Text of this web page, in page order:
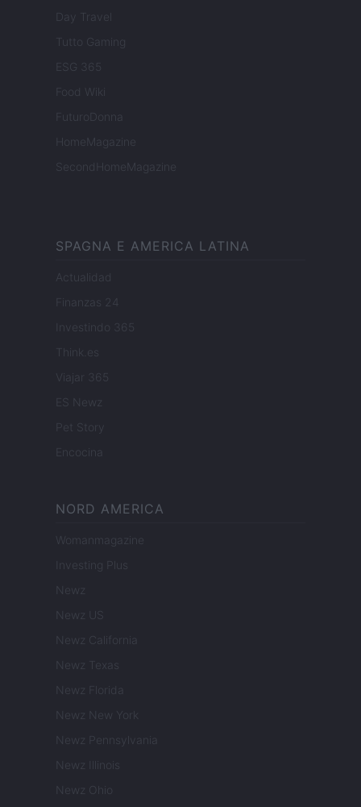
Day Travel
Tutto Gaming
ESG 365
Food Wiki
FuturoDonna
HomeMagazine
SecondHomeMagazine
SPAGNA E AMERICA LATINA
Actualidad
Finanzas 24
Investindo 365
Think.es
Viajar 365
ES Newz
Pet Story
Encocina
NORD AMERICA
Womanmagazine
Investing Plus
Newz
Newz US
Newz California
Newz Texas
Newz Florida
Newz New York
Newz Pennsylvania
Newz Illinois
Newz Ohio